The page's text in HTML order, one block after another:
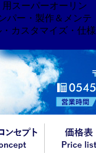
スーパーオーリン
パー・製作＆メンテ
カスタマイズ・仕様